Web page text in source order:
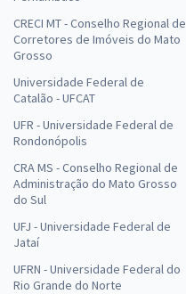
CRECI MT - Conselho Regional de
Corretores de Imóveis do Mato
Grosso
Universidade Federal de
Catalão - UFCAT
UFR - Universidade Federal de
Rondonópolis
CRA MS - Conselho Regional de
Administração do Mato Grosso
do Sul
UFJ - Universidade Federal de
Jataí
UFRN - Universidade Federal do
Rio Grande do Norte